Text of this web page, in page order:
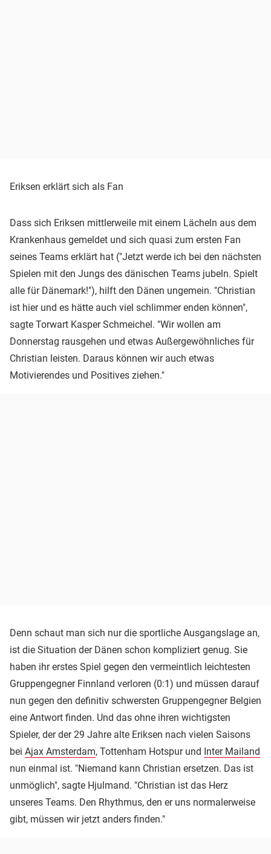
Eriksen erklärt sich als Fan
Dass sich Eriksen mittlerweile mit einem Lächeln aus dem
Krankenhaus gemeldet und sich quasi zum ersten Fan
seines Teams erklärt hat ("Jetzt werde ich bei den nächsten
Spielen mit den Jungs des dänischen Teams jubeln. Spielt
alle für Dänemark!"), hilft den Dänen ungemein. "Christian
ist hier und es hätte auch viel schlimmer enden können",
sagte Torwart Kasper Schmeichel. "Wir wollen am
Donnerstag rausgehen und etwas Außergewöhnliches für
Christian leisten. Daraus können wir auch etwas
Motivierendes und Positives ziehen."
Denn schaut man sich nur die sportliche Ausgangslage an,
ist die Situation der Dänen schon kompliziert genug. Sie
haben ihr erstes Spiel gegen den vermeintlich leichtesten
Gruppengegner Finnland verloren (0:1) und müssen darauf
nun gegen den definitiv schwersten Gruppengegner Belgien
eine Antwort finden. Und das ohne ihren wichtigsten
Spieler, der der 29 Jahre alte Eriksen nach vielen Saisons
bei Ajax Amsterdam, Tottenham Hotspur und Inter Mailand
nun einmal ist. "Niemand kann Christian ersetzen. Das ist
unmöglich", sagte Hjulmand. "Christian ist das Herz
unseres Teams. Den Rhythmus, den er uns normalerweise
gibt, müssen wir jetzt anders finden."